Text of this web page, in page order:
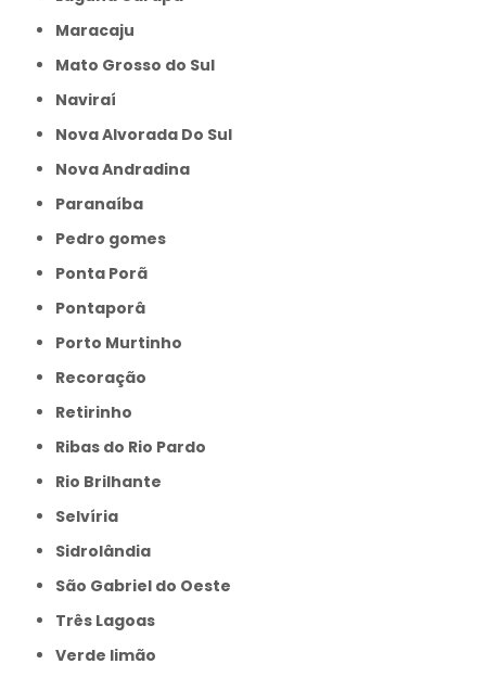
Maracaju
Mato Grosso do Sul
Naviraí
Nova Alvorada Do Sul
Nova Andradina
Paranaíba
Pedro gomes
Ponta Porã
Pontaporâ
Porto Murtinho
Recoração
Retirinho
Ribas do Rio Pardo
Rio Brilhante
Selvíria
Sidrolândia
São Gabriel do Oeste
Três Lagoas
Verde limão